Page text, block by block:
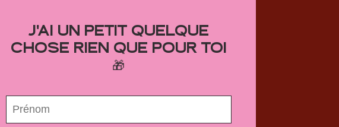
J'AI UN PETIT QUELQUE
CHOSE RIEN QUE POUR TOI
🎁